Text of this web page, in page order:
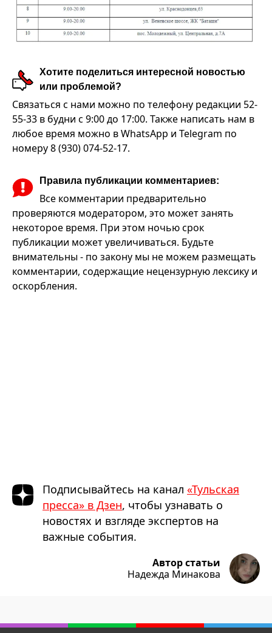
Хотите поделиться интересной новостью
или проблемой?
Связаться с нами можно по телефону редакции 52-
55-33 в будни с 9:00 до 17:00. Также написать нам в
любое время можно в WhatsApp и Telegram по
номеру 8 (930) 074-52-17.
Правила публикации комментариев:
Все комментарии предварительно
проверяются модератором, это может занять
некоторое время. При этом ночью срок
публикации может увеличиваться. Будьте
внимательны - по закону мы не можем размещать
комментарии, содержащие нецензурную лексику и
оскорбления.
Подписывайтесь на канал «Тульская
пресса» в Дзен, чтобы узнавать о
новостях и взгляде экспертов на
важные события.
Автор статьи
Надежда Минакова